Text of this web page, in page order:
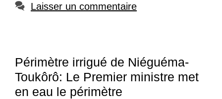
Laisser un commentaire
Périmètre irrigué de Niéguéma-
Toukôrô: Le Premier ministre met
en eau le périmètre